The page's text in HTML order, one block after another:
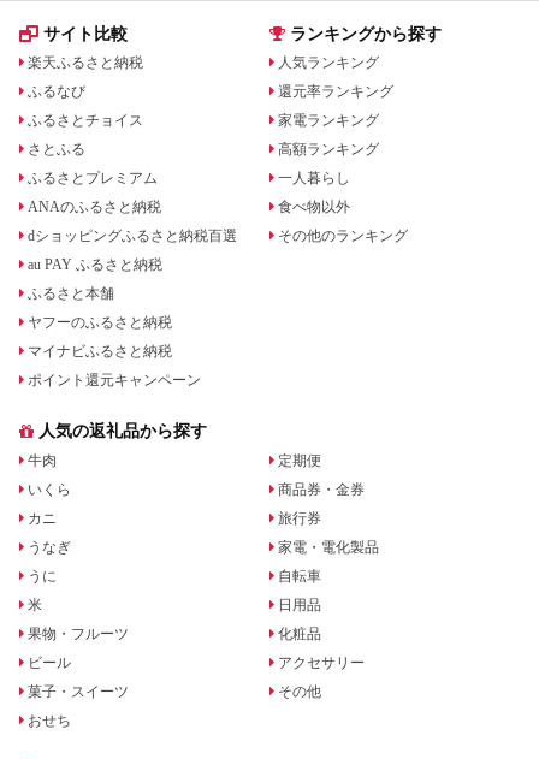
サイト比較
楽天ふるさと納税
ふるなび
ふるさとチョイス
さとふる
ふるさとプレミアム
ANAのふるさと納税
dショッピングふるさと納税百選
au PAY ふるさと納税
ふるさと本舗
ヤフーのふるさと納税
マイナビふるさと納税
ポイント還元キャンペーン
ランキングから探す
人気ランキング
還元率ランキング
家電ランキング
高額ランキング
一人暮らし
食べ物以外
その他のランキング
人気の返礼品から探す
牛肉
いくら
カニ
うなぎ
うに
米
果物・フルーツ
ビール
菓子・スイーツ
おせち
定期便
商品券・金券
旅行券
家電・電化製品
自転車
日用品
化粧品
アクセサリー
その他